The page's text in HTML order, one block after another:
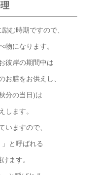
む時期ですので、
物になります。
彼岸の期間中は
お膳をお供えし、
分の当日)は
します。
いますので、
」と呼ばれる
ます。